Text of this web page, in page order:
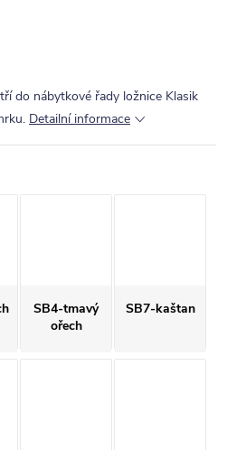
do nábytkové řady ložnice Klasik
Detailní informace
SB4-tmavý
ořech
SB7-kaštan